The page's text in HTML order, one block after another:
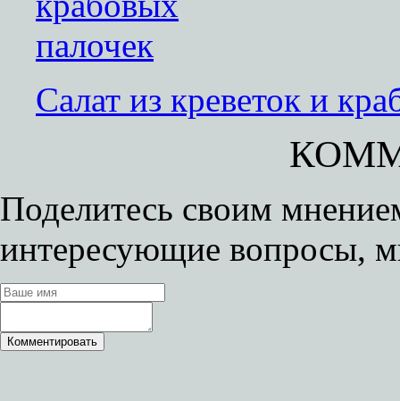
Салат из креветок и
Поделитесь своим
интересующие вопросы,